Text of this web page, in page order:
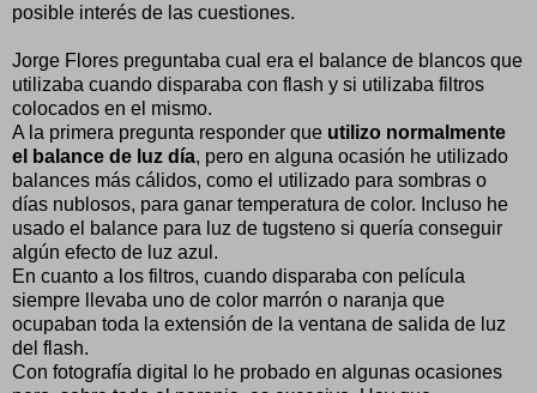
posible interés de las cuestiones.
Jorge Flores preguntaba cual era el balance de blancos que
utilizaba cuando disparaba con flash y si utilizaba filtros
colocados en el mismo.
A la primera pregunta responder que utilizo normalmente
el balance de luz día, pero en alguna ocasión he utilizado
balances más cálidos, como el utilizado para sombras o
días nublosos, para ganar temperatura de color. Incluso he
usado el balance para luz de tugsteno si quería conseguir
algún efecto de luz azul.
En cuanto a los filtros, cuando disparaba con película
siempre llevaba uno de color marrón o naranja que
ocupaban toda la extensión de la ventana de salida de luz
del flash.
Con fotografía digital lo he probado en algunas ocasiones